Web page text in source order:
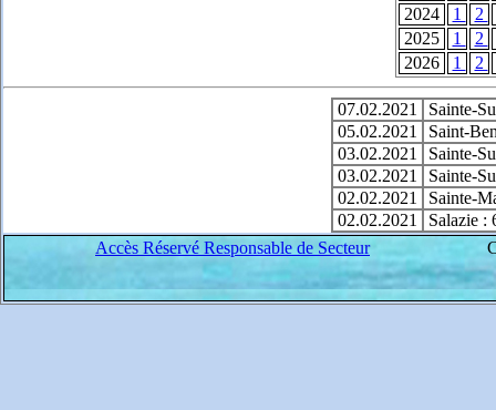
2024
1
2
2025
1
2
2026
1 2
07.02.2021
Sainte-
05.02.2021
Saint-
03.02.2021
Sainte-
03.02.2021
Sainte-
02.02.2021
Sainte-
02.02.2021
Salazie :
Accès Réservé Responsable de Secteur